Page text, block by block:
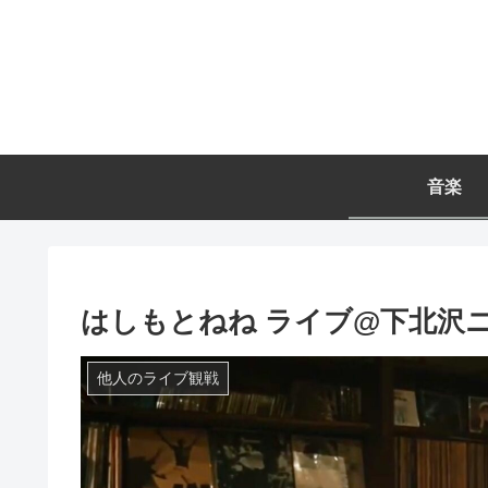
音楽
はしもとねね ライブ@下北沢
他人のライブ観戦